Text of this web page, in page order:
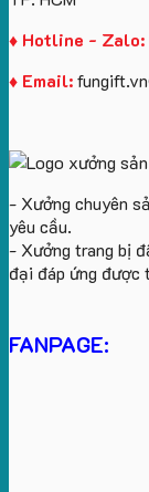
♦ Hotline - Zalo:
♦ Email:
- Xưởng chuyên
yêu cầu.
- Xưởng trang bị
đại đáp ứng được
FANPAGE: